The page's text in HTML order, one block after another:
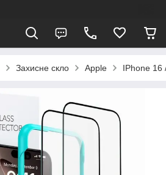
Захисне скло Apple IPhone 16